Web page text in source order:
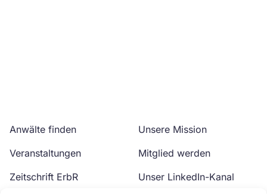
Anwälte finden
Veranstaltungen
Zeitschrift ErbR
Unsere Mission
Mitglied werden
Unser LinkedIn-Kanal